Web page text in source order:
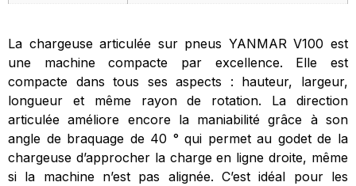
La chargeuse articulée sur pneus YANMAR V100 est
une machine compacte par excellence. Elle est
compacte dans tous ses aspects : hauteur, largeur,
longueur et même rayon de rotation. La direction
articulée améliore encore la maniabilité grâce à son
angle de braquage de 40 ° qui permet au godet de la
chargeuse d’approcher la charge en ligne droite, même
si la machine n’est pas alignée. C’est idéal pour les